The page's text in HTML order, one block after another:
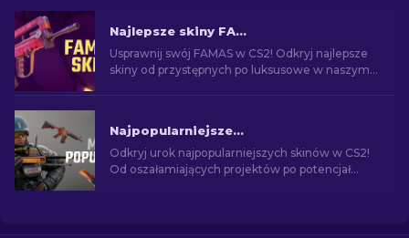
Najlepsze skiny FAMAS w CS2 [2026]
Usprawnij swój FAMAS w CS2! Odkryj najlepsze
skiny od przystępnych po luksusowe w naszym
Najpopularniejsze skiny w CS2 [2026]
Odkryj urok najpopularniejszych skinów w CS2!
Od oszałamiających projektów po potencjał